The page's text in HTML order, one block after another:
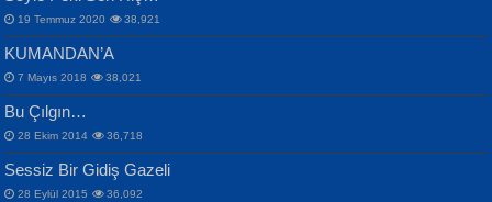
İPEK ACAR SERT
Gazze’nin Şecaati, Ümmetin İmtihanı...
Selahattin Yıldız
İdrakimle Üşürken...
ERDEM BAYAZIT
Sana, Bana, Vatanıma, Ülkemin
İnsanlarına Dair...
19 Temmuz 2020 38,921
KUMANDAN’A
7 Mayıs 2018 38,021
Bu Çılgın…
28 Ekim 2014 36,718
Sessiz Bir Gidiş Gazeli
28 Eylül 2015 36,092